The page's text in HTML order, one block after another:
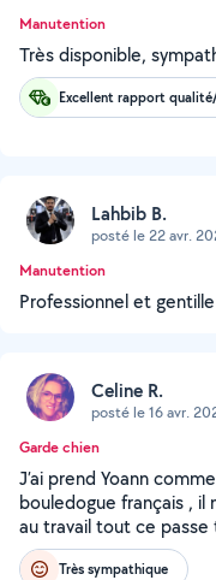
Manutention
Très disponible,
Excellent rapport
Lahbib B.
posté le 22 avr.
Manutention
Professionnel et gentille
Celine R.
posté le 16 avr.
Garde chien
J’ai prend Yoann
bouledogue français ,
au travail tout ce passe
Très sympathique